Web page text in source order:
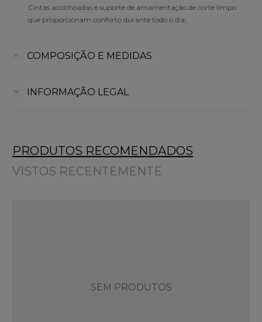
Cintas acolchoadas e suporte de amamentação de corte limpo
que proporcionam conforto durante todo o dia;
COMPOSIÇÃO E MEDIDAS
INFORMAÇÃO LEGAL
PRODUTOS RECOMENDADOS
VISTOS RECENTEMENTE
SEM PRODUTOS